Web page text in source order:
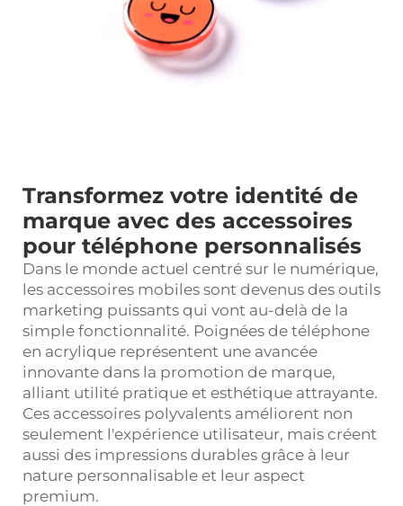
Transformez votre identité de
marque avec des accessoires
pour téléphone personnalisés
Dans le monde actuel centré sur le numérique,
les accessoires mobiles sont devenus des outils
marketing puissants qui vont au-delà de la
simple fonctionnalité. Poignées de téléphone
en acrylique représentent une avancée
innovante dans la promotion de marque,
alliant utilité pratique et esthétique attrayante.
Ces accessoires polyvalents améliorent non
seulement l'expérience utilisateur, mais créent
aussi des impressions durables grâce à leur
nature personnalisable et leur aspect
premium.